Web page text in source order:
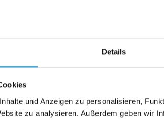
Details
und Anzeigen zu personalisieren,
zu analysieren. Außerdem geben wir
FineArt